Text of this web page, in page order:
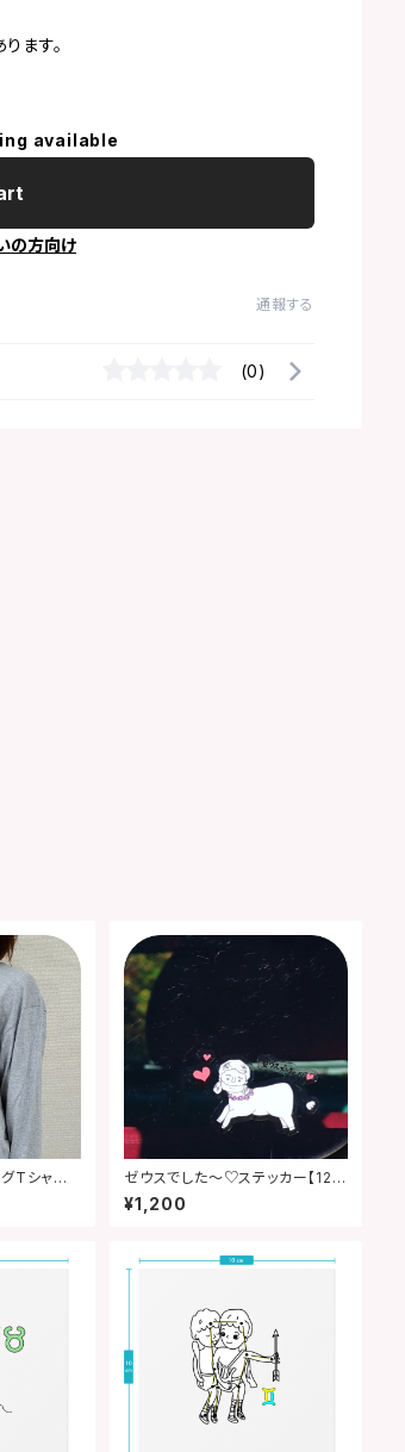
ます。
available
の方向け
通報する
(0)
Tシャツ
ゼウスでした～♡ステッカー【12星
座グッズ】
¥1,200